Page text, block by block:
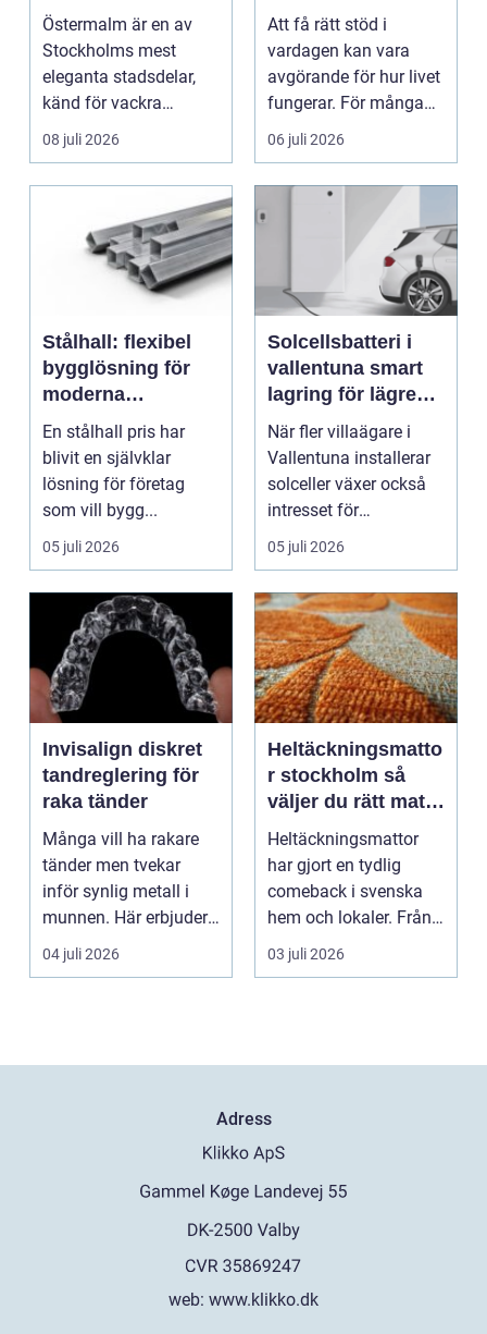
restaurangen på
Östermalm
Östermalm är en av
Stockholms mest
eleganta stadsdelar,
känd för vackra
kvarter,...
08 juli 2026
självbestämmande
och vardag på
egna villkor
Att få rätt stöd i
vardagen kan vara
avgörande för hur livet
fungerar. För många
människor med funkt...
06 juli 2026
Stålhall: flexibel
bygglösning för
moderna
verksamheter
En stålhall pris har
blivit en självklar
lösning för företag
som vill bygg...
05 juli 2026
Solcellsbatteri i
vallentuna smart
lagring för lägre
elkostnader året
runt
När fler villaägare i
Vallentuna installerar
solceller växer också
intresset för
energilagring. Ett ...
05 juli 2026
Invisalign diskret
tandreglering för
raka tänder
Många vill ha rakare
tänder men tvekar
inför synlig metall i
munnen. Här erbjuder
Invisalign ett mod...
04 juli 2026
Heltäckningsmatto
r stockholm så
väljer du rätt matta
för hem och
kontor
Heltäckningsmattor
har gjort en tydlig
comeback i svenska
hem och lokaler. Från
att ha varit starkt ...
03 juli 2026
Adress
web: www.klikko.dk